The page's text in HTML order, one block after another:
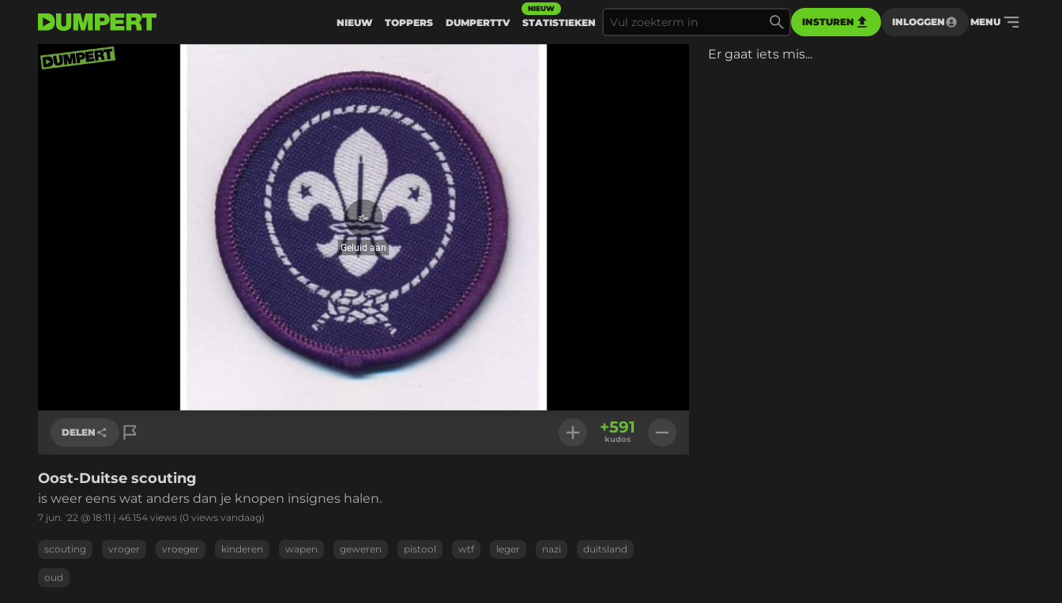
NIEUW TOPPERS DUMPERTTV STATISTIEKEN
NIEUW
INSTUREN INLOGGEN MENU
Er gaat iets mis...
Geluid
aan
Geluid aan
DELEN
Link kopiëren
+591
kudos
Oost-Duitse scouting
is weer eens wat anders dan je knopen insignes halen.
7 jun. '22 @ 18:11 | 46.154 views (0 views vandaag)
scouting vroger vroeger kinderen wapen geweren pistool wtf leger nazi duitsland
oud